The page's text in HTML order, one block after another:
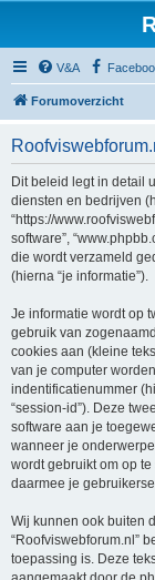
V&A
Forumoverzicht
Dit beleid legt in detail
diensten en bedrijven
“https://
software”,
die wordt verzameld
(hierna “je informatie”).
Je informatie wordt op
gebruik van
cookies aan (kleine
van je computer
indentificatienummer
“session-id”). Deze
software aan je
wanneer je
wordt gebruikt om op
daarmee je
Wij kunnen ook buiten
“Roofviswebforum.nl”
toepassing is. Deze